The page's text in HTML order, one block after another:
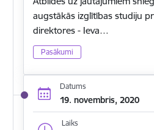
augstākās izglītības studiju
direktores - Ieva…
Pasākumi
Datums
19. novembris, 2020
Laiks